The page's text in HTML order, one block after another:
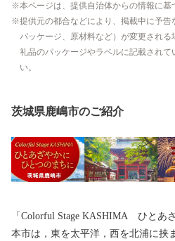
本ページは、提供自治体からの情報に基
提供元の都合などにより、掲載中に予告
パッケージ、原材料など）が変更され
礼品のパッケージやラベルに記載され
い。
茨城県鹿嶋市のご紹介
「Colorful Stage KASHIMA ひとあ
本市は，東を太平洋，西を北浦に挟